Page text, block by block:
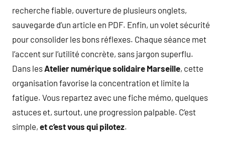
recherche fiable, ouverture de plusieurs onglets,
sauvegarde d’un article en PDF. Enfin, un volet sécurité
pour consolider les bons réflexes. Chaque séance met
l’accent sur l’utilité concrète, sans jargon superflu.
Dans les Atelier numérique solidaire Marseille, cette
organisation favorise la concentration et limite la
fatigue. Vous repartez avec une fiche mémo, quelques
astuces et, surtout, une progression palpable. C’est
simple, et c’est vous qui pilotez.